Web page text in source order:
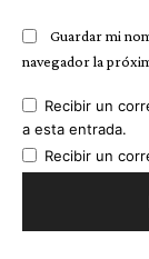
Guardar mi
navegador la
Recibir un
a esta entrada.
Recibir un